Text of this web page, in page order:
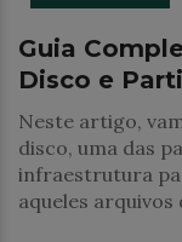
Guia
Disco e
Neste artigo,
disco, uma das
infraestrutura
aqueles